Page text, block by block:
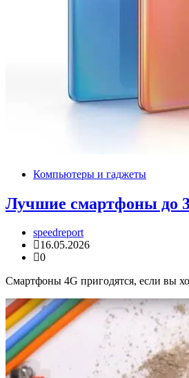
Компьютеры и гаджеты
Лучшие смартфоны до
speedreport
16.05.2026
0
Смартфоны 4G пригодятся, если вы